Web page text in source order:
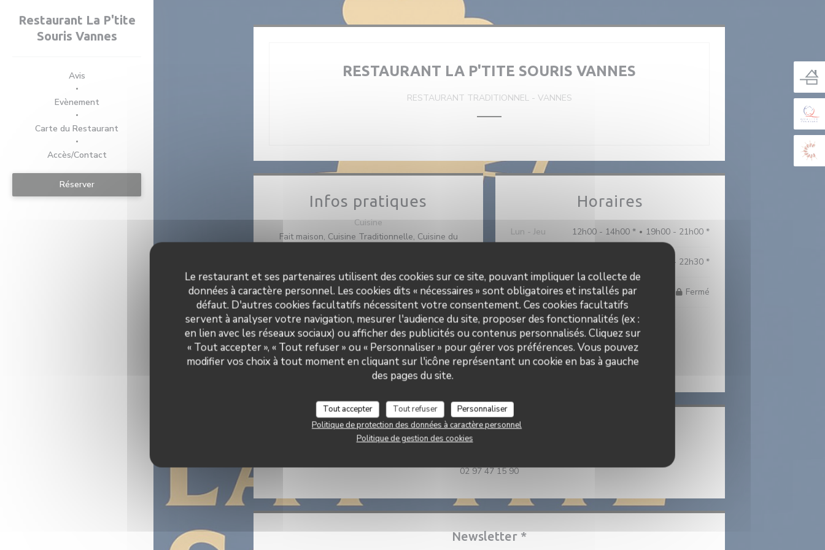
Le restaurant et ses partenaires utilisent des cookies sur ce site, pouvant impliquer la collecte de
données à caractère personnel. Les cookies dits « nécessaires » sont obligatoires et installés par
défaut. D'autres cookies facultatifs nécessitent votre consentement. Ces cookies facultatifs
servent à analyser votre navigation, mesurer l'audience du site, proposer des fonctionnalités (ex :
en lien avec les réseaux sociaux) ou afficher des publicités ou contenus personnalisés. Cliquez sur
« Tout accepter », « Tout refuser » ou « Personnaliser » pour gérer vos préférences. Vous pouvez
modifier vos choix à tout moment en cliquant sur l'icône représentant un cookie en bas à gauche
des pages du site.
Tout accepter Tout refuser
Personnaliser
Politique de protection des données à caractère personnel
Politique de gestion des cookies
Restaurant La P'tite
Souris Vannes
Avis
Evènement((ouvre une nouvelle fenêtre))
Carte du Restaurant
Accès/Contact
Réserver
RESTAURANT LA P'TITE SOURIS VANNES
RESTAURANT TRADITIONNEL - VANNES
Infos pratiques
Cuisine
Fait maison, Cuisine Traditionnelle, Cuisine du
Type de restaurant
Restaurant Traditionnel
Services
Animaux acceptés
Moyens de paiement
Carte bancaire, Paiement Sans Contact, Espèces,
Visa, Chèques Vacances
Horaires
Lun - Jeu 12h00 - 14h00 * • 19h00 - 21h00 *
19h00 - 22h30 *
Dimanche Fermé
* Uniquement sur réservation
Adresse
02 97 47 15 90
Newsletter*
Restaurant La P'tite Souris Vannes